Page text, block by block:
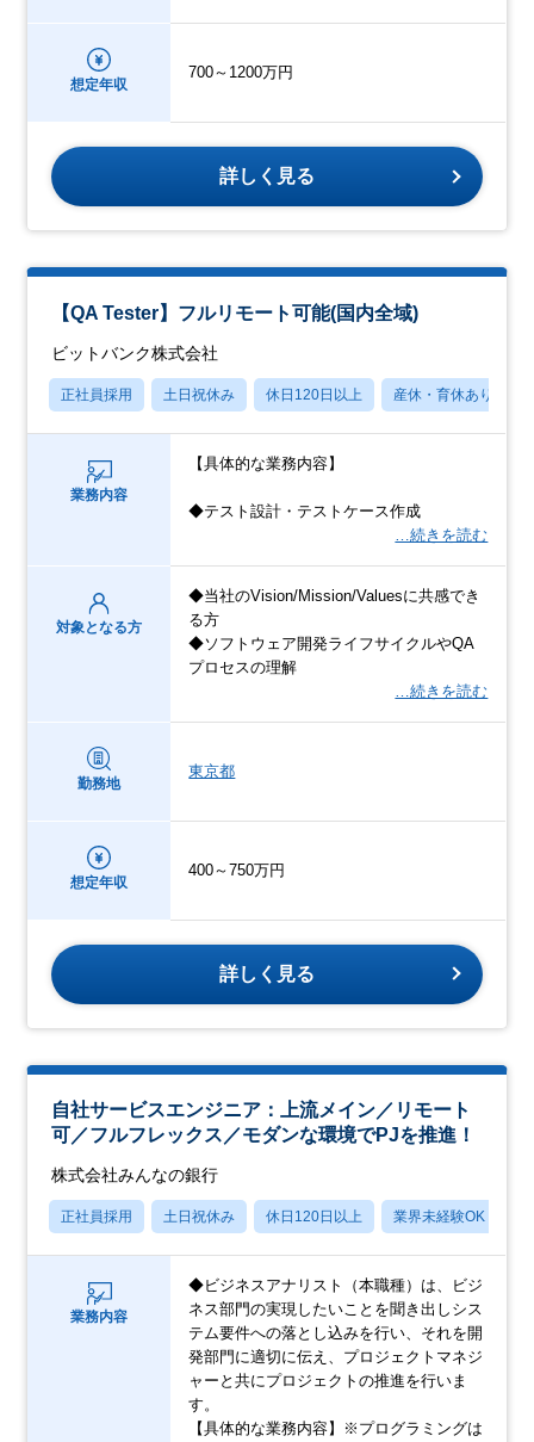
想定年収
700～1200万円
詳しく見る
【QA Tester】フルリモート可能(国内全域)
ビットバンク株式会社
正社員採用 土日祝休み 休日120日以上 産休・育休あり
業務内容
【具体的な業務内容】
◆テスト設計・テストケース作成
…続きを読む
対象となる方
◆当社のVision/Mission/Valuesに共感でき
る方
◆ソフトウェア開発ライフサイクルやQA
プロセスの理解
…続きを読む
勤務地
東京都
想定年収
400～750万円
詳しく見る
自社サービスエンジニア：上流メイン／リモート
可／フルフレックス／モダンな環境でPJを推進！
株式会社みんなの銀行
正社員採用 土日祝休み 休日120日以上 業界未経験OK
業務内容
◆ビジネスアナリスト（本職種）は、ビジ
ネス部門の実現したいことを聞き出しシス
テム要件への落とし込みを行い、それを開
発部門に適切に伝え、プロジェクトマネジ
ャーと共にプロジェクトの推進を行いま
す。
【具体的な業務内容】※プログラミングは